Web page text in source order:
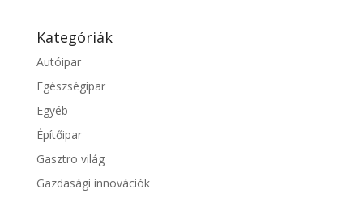
Kategóriák
Autóipar
Egészségipar
Egyéb
Építőipar
Gasztro világ
Gazdasági innovációk